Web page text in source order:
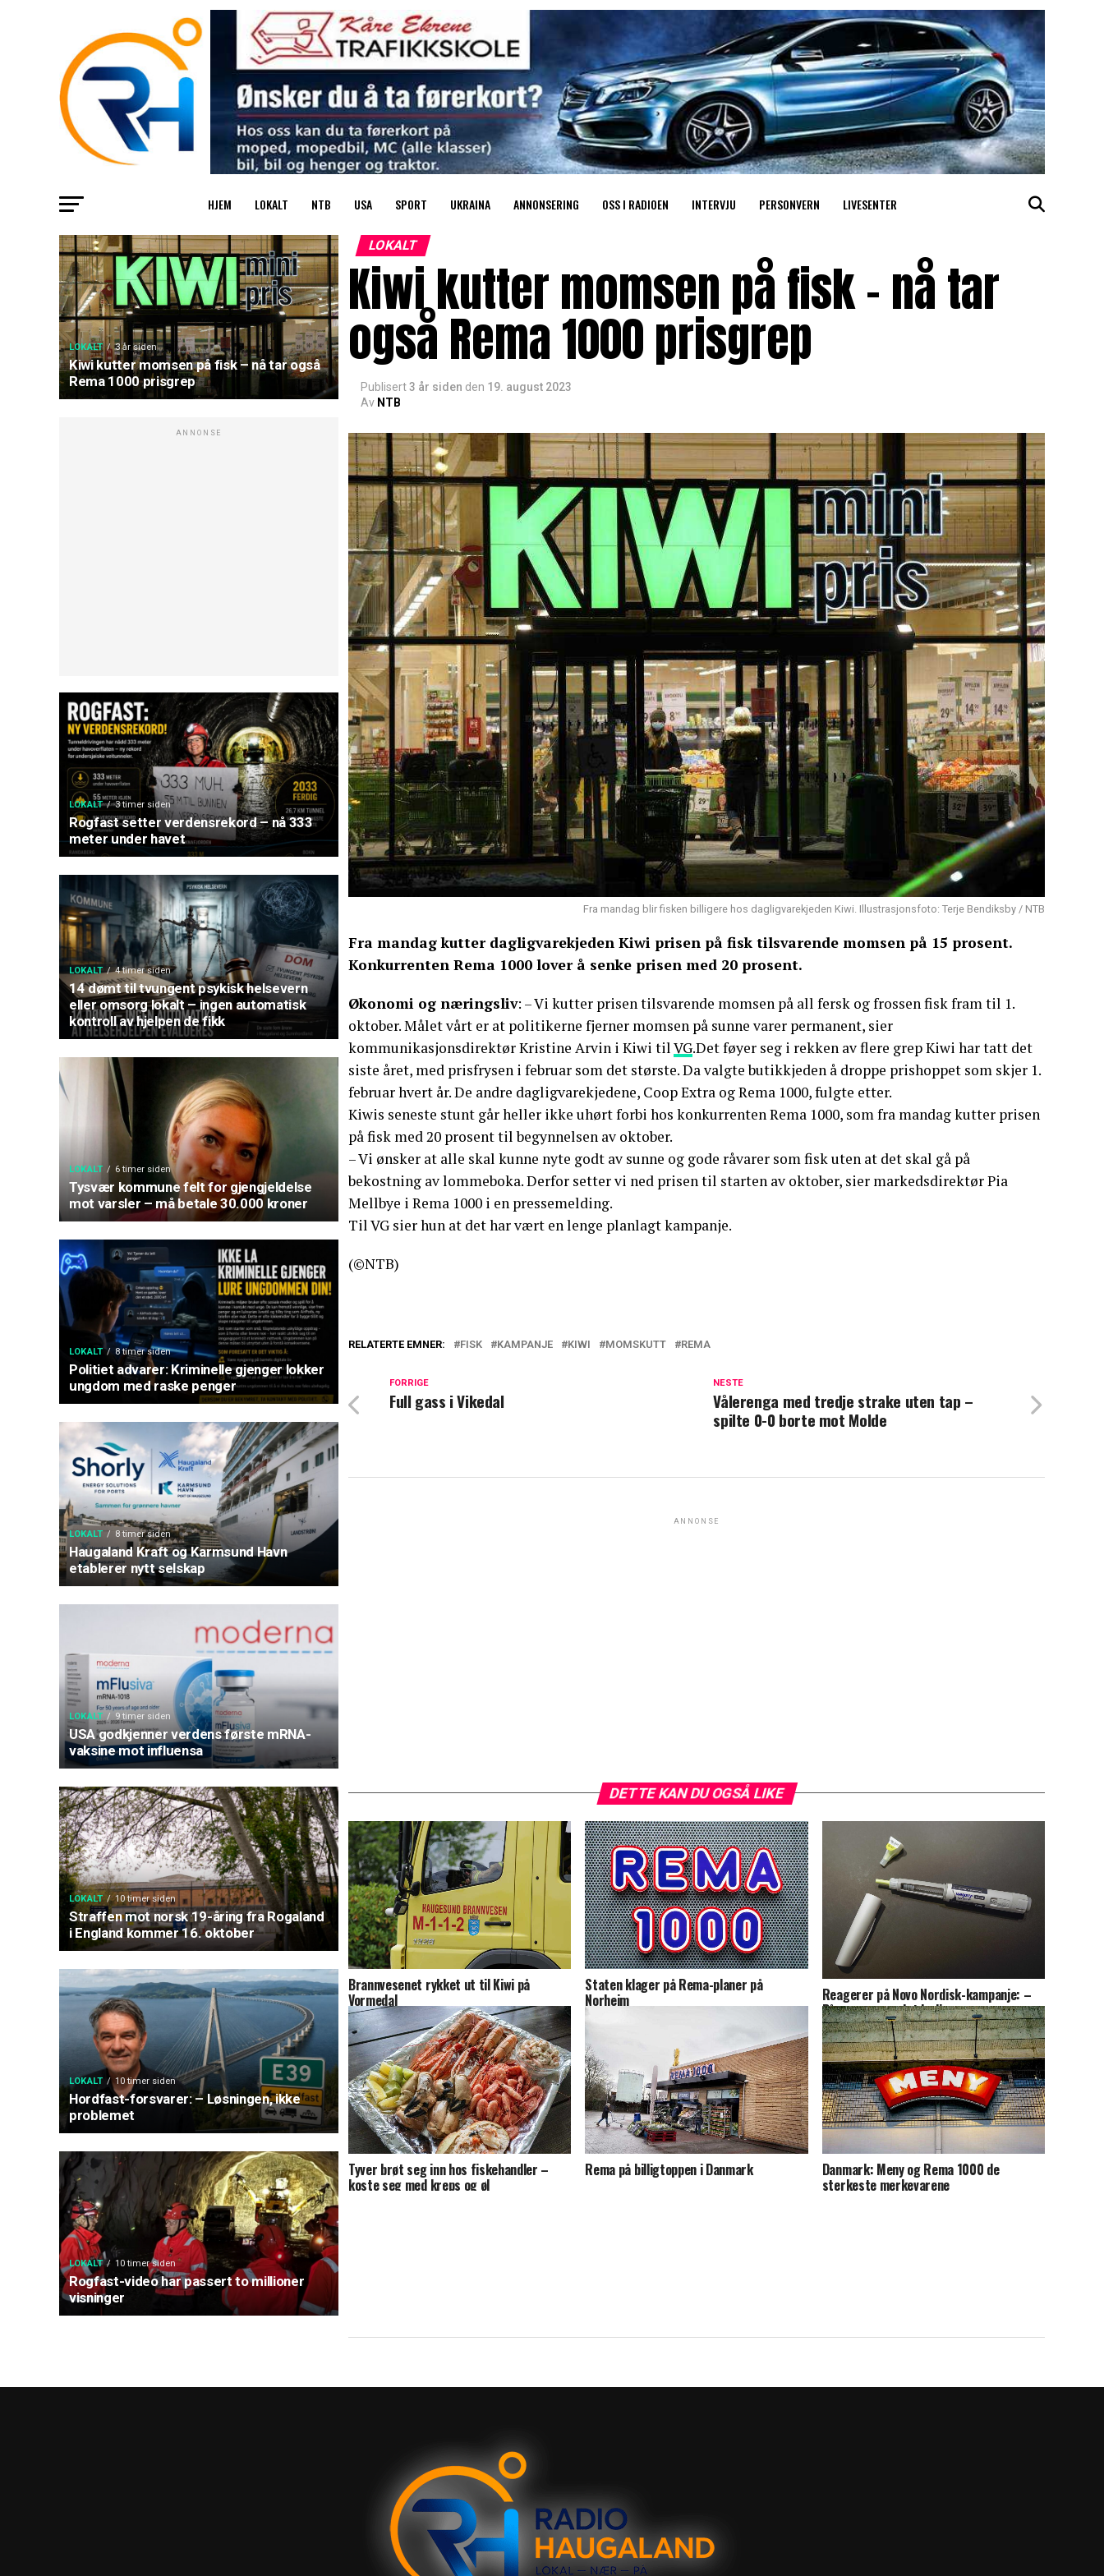
HJEM LOKALT NTB USA SPORT UKRAINA ANNONSERING OSS I RADIOEN INTERVJU PERSONVERN LIVESENTER
LOKALT 3 år siden
Kiwi kutter momsen på fisk – nå tar også
Rema 1000 prisgrep
ANNONSE
LOKALT 3 timer siden
Rogfast setter verdensrekord – nå 333
meter under havet
LOKALT 4 timer siden
14 dømt til tvungent psykisk helsevern
eller omsorg lokalt – ingen automatisk
kontroll av hjelpen de fikk
LOKALT 6 timer siden
Tysvær kommune felt for gjengjeldelse
mot varsler – må betale 30.000 kroner
LOKALT 8 timer siden
Politiet advarer: Kriminelle gjenger lokker
ungdom med raske penger
LOKALT 8 timer siden
Haugaland Kraft og Karmsund Havn
etablerer nytt selskap
LOKALT 9 timer siden
USA godkjenner verdens første mRNA-
vaksine mot influensa
LOKALT 10 timer siden
Straffen mot norsk 19-åring fra Rogaland
i England kommer 16. oktober
LOKALT 10 timer siden
Hordfast-forsvarer: – Løsningen, ikke
problemet
LOKALT 10 timer siden
Rogfast-video har passert to millioner
visninger
LOKALT
Kiwi kutter momsen på fisk – nå tar
også Rema 1000 prisgrep
Publisert3 år siden den 19. august 2023
Av NTB
Fra mandag blir fisken billigere hos dagligvarekjeden Kiwi. Illustrasjonsfoto: Terje Bendiksby / NTB
Fra mandag kutter dagligvarekjeden Kiwi prisen på fisk tilsvarende momsen på 15 prosent.
Konkurrenten Rema 1000 lover å senke prisen med 20 prosent.
Økonomi og næringsliv: – Vi kutter prisen tilsvarende momsen på all fersk og frossen fisk fram til 1.
oktober. Målet vårt er at politikerne fjerner momsen på sunne varer permanent, sier
kommunikasjonsdirektør Kristine Arvin i Kiwi tilVG.Det føyer seg i rekken av flere grep Kiwi har tatt det
siste året, med prisfrysen i februar som det største. Da valgte butikkjeden å droppe prishoppet som skjer 1.
februar hvert år. De andre dagligvarekjedene, Coop Extra og Rema 1000, fulgte etter.
Kiwis seneste stunt går heller ikke uhørt forbi hos konkurrenten Rema 1000, som fra mandag kutter prisen
på fisk med 20 prosent til begynnelsen av oktober.
– Vi ønsker at alle skal kunne nyte godt av sunne og gode råvarer som fisk uten at det skal gå på
bekostning av lommeboka. Derfor setter vi ned prisen til starten av oktober, sier markedsdirektør Pia
Mellbye i Rema 1000 i en pressemelding.
Til VG sier hun at det har vært en lenge planlagt kampanje.
(©NTB)
RELATERTE EMNER: FISK KAMPANJE KIWI MOMSKUTT REMA
NESTE
Vålerenga med tredje strake uten tap –
spilte 0-0 borte mot Molde
FORRIGE
Full gass i Vikedal
ANNONSE
DETTE KAN DU OGSÅ LIKE
Brannvesenet rykket ut til Kiwi på
Vormedal
Staten klager på Rema-planer på
Norheim Reagerer på Novo Nordisk-kampanje: –
På grensen av det lovlige
Tyver brøt seg inn hos fiskehandler –
koste seg med kreps og øl
Rema på billigtoppen i Danmark Danmark: Meny og Rema 1000 de
sterkeste merkevarene